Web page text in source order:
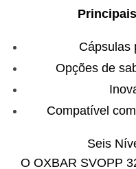
Cápsulas
Opções de
Compatível
Seis
O OXBAR SVOPP